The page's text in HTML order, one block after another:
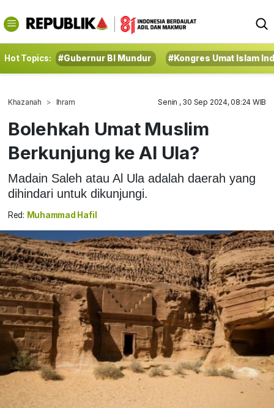
Hot Topics: #Gubernur BI Mundur #Kongres Umat Islam
Khazanah Ihram Senin , 30 Sep 2024, 08:24 WIB
Bolehkah Umat Muslim
Berkunjung ke Al Ula?
Madain Saleh atau Al Ula adalah daerah yang
dihindari untuk dikunjungi.
Red: Muhammad Hafil